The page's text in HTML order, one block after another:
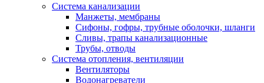
Система канализации
Манжеты, мембраны
Сифоны, гофры, трубные оболочки, шланги
Сливы, трапы канализационные
Трубы, отводы
Система отопления, вентиляции
Вентиляторы
Водонагреватели